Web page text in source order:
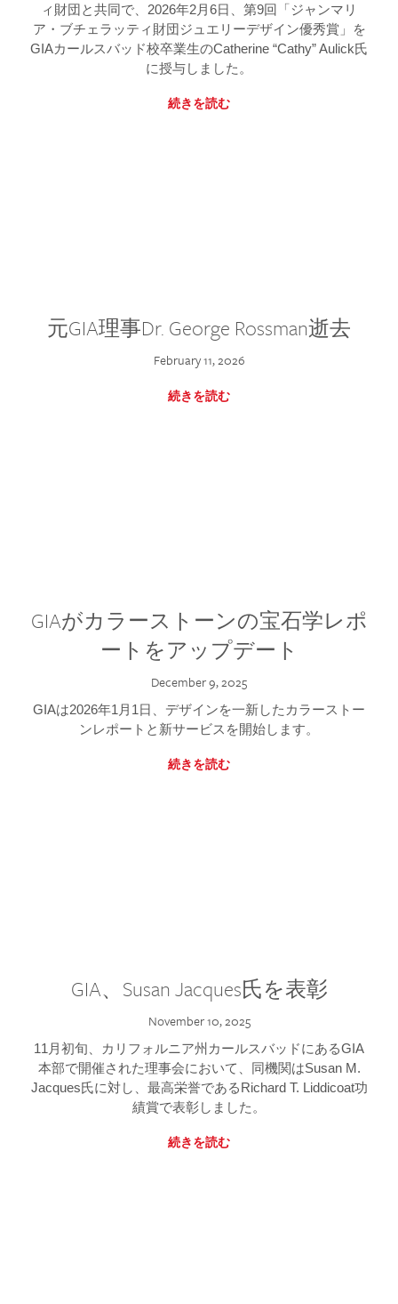
ィ財団と共同で、2026年2月6日、第9回「ジャンマリ
ア・ブチェラッティ財団ジュエリーデザイン優秀賞」を
GIAカールスバッド校卒業生のCatherine “Cathy” Aulick氏
に授与しました。
続きを読む
元GIA理事Dr. George Rossman逝去
February 11, 2026
続きを読む
GIAがカラーストーンの宝石学レポ
ートをアップデート
December 9, 2025
GIAは2026年1月1日、デザインを一新したカラーストー
ンレポートと新サービスを開始します。
続きを読む
GIA、Susan Jacques氏を表彰
November 10, 2025
11月初旬、カリフォルニア州カールスバッドにあるGIA
本部で開催された理事会において、同機関はSusan M.
Jacques氏に対し、最高栄誉であるRichard T. Liddicoat功
績賞で表彰しました。
続きを読む